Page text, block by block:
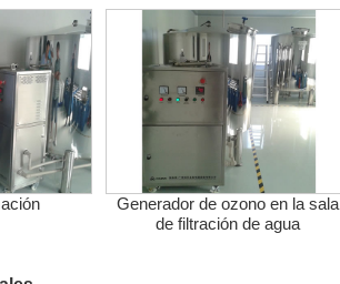
Generador de ozono en la sala
de filtración de agua